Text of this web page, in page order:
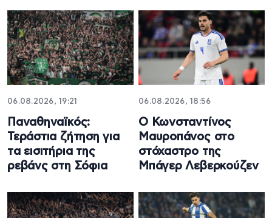
06.08.2026, 19:21
Παναθηναϊκός:
Τεράστια ζήτηση για
τα εισιτήρια της
ρεβάνς στη Σόφια
06.08.2026, 18:56
Ο Κωνσταντίνος
Μαυροπάνος στο
στόχαστρο της
Μπάγερ Λεβερκούζεν